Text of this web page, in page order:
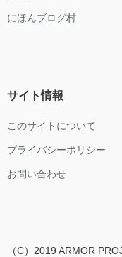
にほんブログ村
サイト情報
このサイトについて
プライバシーポリシー
お問い合わせ
（C）2019 ARMOR